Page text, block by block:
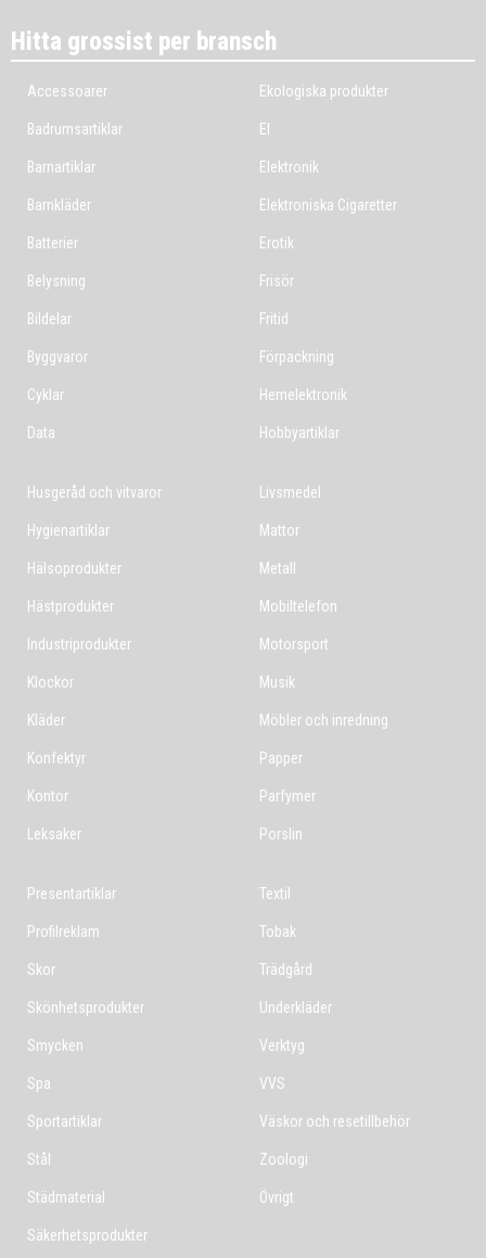
Hitta grossist per bransch
Accessoarer
Badrumsartiklar
Barnartiklar
Barnkläder
Batterier
Belysning
Bildelar
Byggvaror
Cyklar
Data
Ekologiska produkter
El
Elektronik
Elektroniska Cigaretter
Erotik
Frisör
Fritid
Förpackning
Hemelektronik
Hobbyartiklar
Husgeråd och vitvaror
Hygienartiklar
Hälsoprodukter
Hästprodukter
Industriprodukter
Klockor
Kläder
Konfektyr
Kontor
Leksaker
Livsmedel
Mattor
Metall
Mobiltelefon
Motorsport
Musik
Möbler och inredning
Papper
Parfymer
Porslin
Presentartiklar
Profilreklam
Skor
Skönhetsprodukter
Smycken
Spa
Sportartiklar
Stål
Städmaterial
Säkerhetsprodukter
Textil
Tobak
Trädgård
Underkläder
Verktyg
VVS
Väskor och resetillbehör
Zoologi
Övrigt